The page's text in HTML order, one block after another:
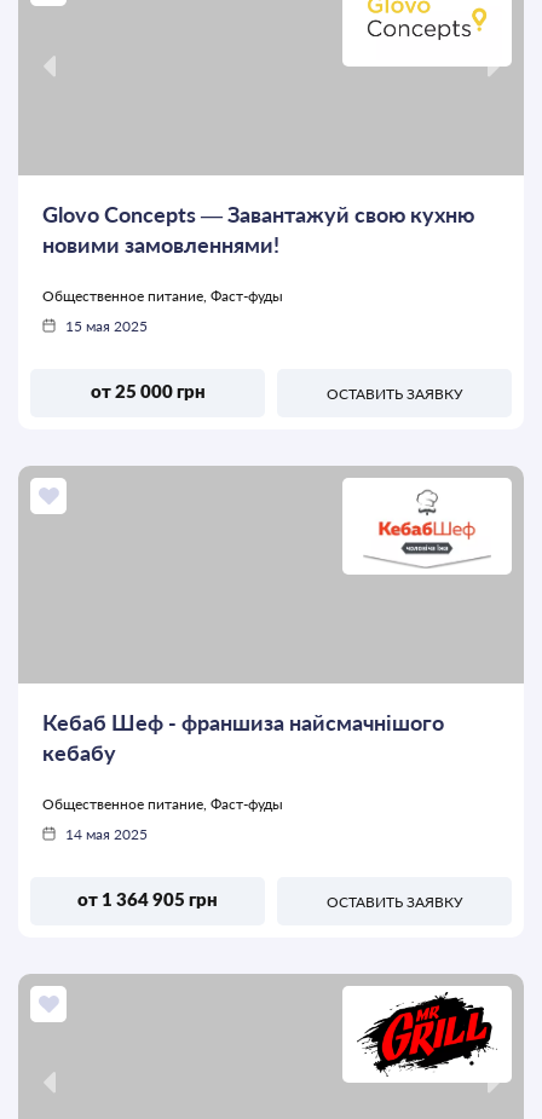
Glovo Concepts — Завантажуй свою кухню
новими замовленнями!
Общественное питание, Фаст-фуды
15 мая 2025
от 25 000 грн ОСТАВИТЬ ЗАЯВКУ
Кебаб Шеф - франшиза найсмачнішого
кебабу
Общественное питание, Фаст-фуды
14 мая 2025
от 1 364 905 грн ОСТАВИТЬ ЗАЯВКУ